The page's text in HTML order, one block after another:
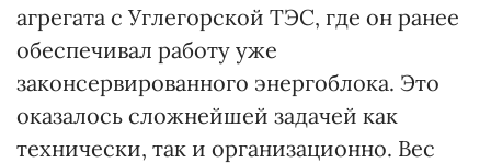
агрегата с Углегорской ТЭС, где он ранее
обеспечивал работу уже
законсервированного энергоблока. Это
оказалось сложнейшей задачей как
технически, так и организационно. Вес